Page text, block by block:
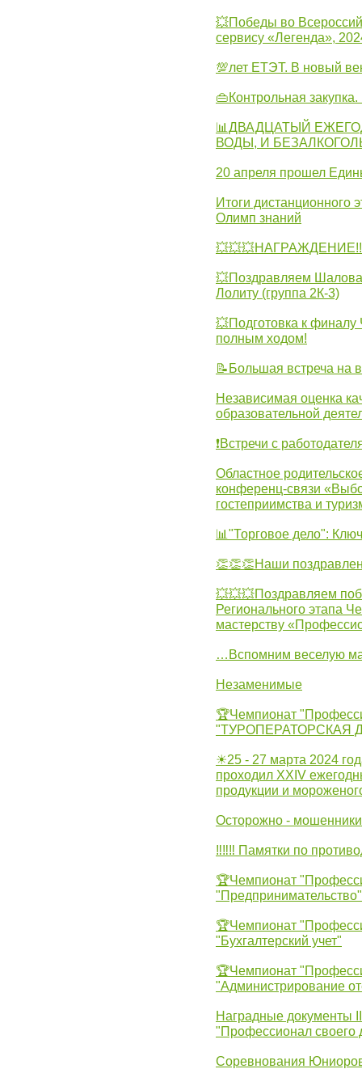
💥Победы во
сервису «Легенда»,
💯лет ЕТЭТ. В новый
👜Контрольная
📊ДВАДЦАТЫЙ
ВОДЫ, И
20 апреля прошел
Итоги дистанционного
Олимп знаний
💥Поздравляем
Лолиту (группа 2К-3)
💥Подготовка к
полным ходом!
📝Большая встреча на
Независимая оценка
образовательной
❗Встречи с
Областное
конференц-связи
гостеприимства и
📊"Торговое дело":
👏👏👏Наши
💥💥💥Поздравляем
Регионального этапа
мастерству
…Вспомним веселую
Незаменимые
🏆Чемпионат
"ТУРОПЕРАТОРСКАЯ
☀25 - 27 марта 2024
проходил XXIV
продукции и
Осторожно -
‼‼‼ Памятки по
🏆Чемпионат
"Предпринимательство"
🏆Чемпионат
"Бухгалтерский учет"
🏆Чемпионат
"Администрирование
Наградные документы
"Профессионал своего
Соревнования